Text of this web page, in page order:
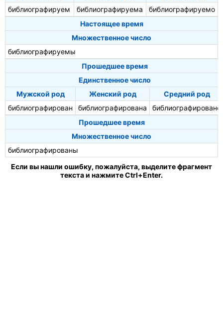
библиографируем
библиографируема
библиографируемо
Настоящее время
Множественное число
библиографируемы
Прошедшее время
Единственное число
Мужской род
Женский род
Средний род
библиографирован
библиографирована
библиографировано
Прошедшее время
Множественное число
библиографированы
Если вы нашли ошибку, пожалуйста, выделите фрагмент
текста и нажмите Ctrl+Enter.